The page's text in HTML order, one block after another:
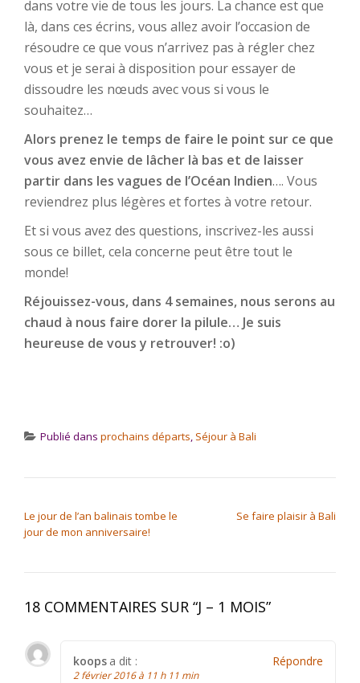
dans votre vie de tous les jours. La chance est que
là, dans ces écrins, vous allez avoir l’occasion de
résoudre ce que vous n’arrivez pas à régler chez
vous et je serai à disposition pour essayer de
dissoudre les nœuds avec vous si vous le
souhaitez…
Alors prenez le temps de faire le point sur ce que
vous avez envie de lâcher là bas et de laisser
partir dans les vagues de l’Océan Indien…. Vous
reviendrez plus légères et fortes à votre retour.
Et si vous avez des questions, inscrivez-les aussi
sous ce billet, cela concerne peut être tout le
monde!
Réjouissez-vous, dans 4 semaines, nous serons au
chaud à nous faire dorer la pilule… Je suis
heureuse de vous y retrouver! :o)
Publié dans prochains départs, Séjour à Bali
Le jour de l’an balinais tombe le
jour de mon anniversaire!
Se faire plaisir à Bali
18 COMMENTAIRES SUR “J – 1 MOIS”
koops a dit :
2 février 2016 à 11 h 11 min
Répondre